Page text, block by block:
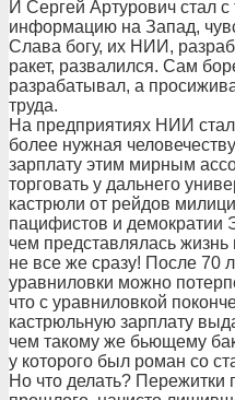
И Сергей Артурович стал
информацию на Запад,
Слава богу, их НИИ,
ракет, развалился. Сам
разрабатывал, а
труда.
На предприятиях НИИ
более нужная
зарплату этим мирным
торговать у дальнего
кастрюли от рейдов
пацифистов и демократии
чем представлялась
не все же сразу! После 70
уравниловки можно
что с уравниловкой
кастрюльную зарплату
чем такому же бьющему
у которого был роман со
Но что делать? Пережитки